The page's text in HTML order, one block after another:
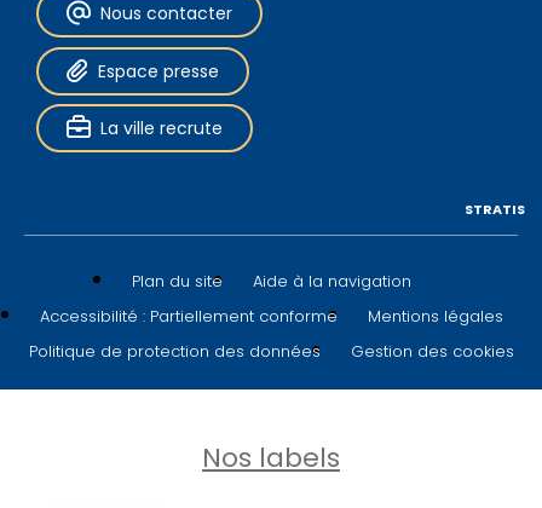
Nous contacter
Espace presse
La ville recrute
Plan du site
Aide à la navigation
Accessibilité : Partiellement conforme
Mentions légales
Politique de protection des données
Gestion des cookies
STRATIS
Nos labels